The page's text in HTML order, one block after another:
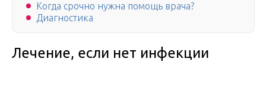
Когда срочно нужна помощь врача?
Диагностика
Лечение, если нет инфекции